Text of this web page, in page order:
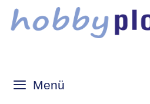
Zum
Inhalt
Menü